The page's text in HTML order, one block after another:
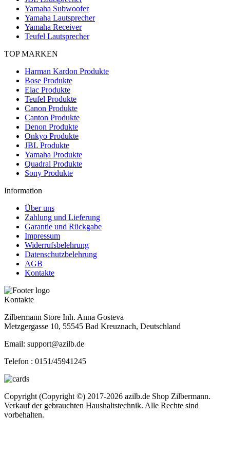
Yamaha Subwoofer
Yamaha Lautsprecher
Yamaha Receiver
Teufel Lautsprecher
TOP MARKEN
Harman Kardon Produkte
Bose Produkte
Elac Produkte
Teufel Produkte
Canon Produkte
Canton Produkte
Denon Produkte
Onkyo Produkte
JBL Produkte
Yamaha Produkte
Quadral Produkte
Sony Produkte
Information
Über uns
Zahlung und Lieferung
Garantie und Rückgabe
Impressum
Widerrufsbelehrung
Datenschutzbelehrung
AGB
Kontakte
Kontakte
Zilbermann Store Inh. Anna Gosteva
Metzgergasse 10, 55545 Bad Kreuznach, Deutschland
Email: support@azilb.de
Telefon : 0151/45941245
Copyright (Copyright ©) 2017-2026 azilb.de Shop Zilbermann.
Verkauf der gebrauchten Haushaltstechnik. Alle Rechte sind
vorbehalten.